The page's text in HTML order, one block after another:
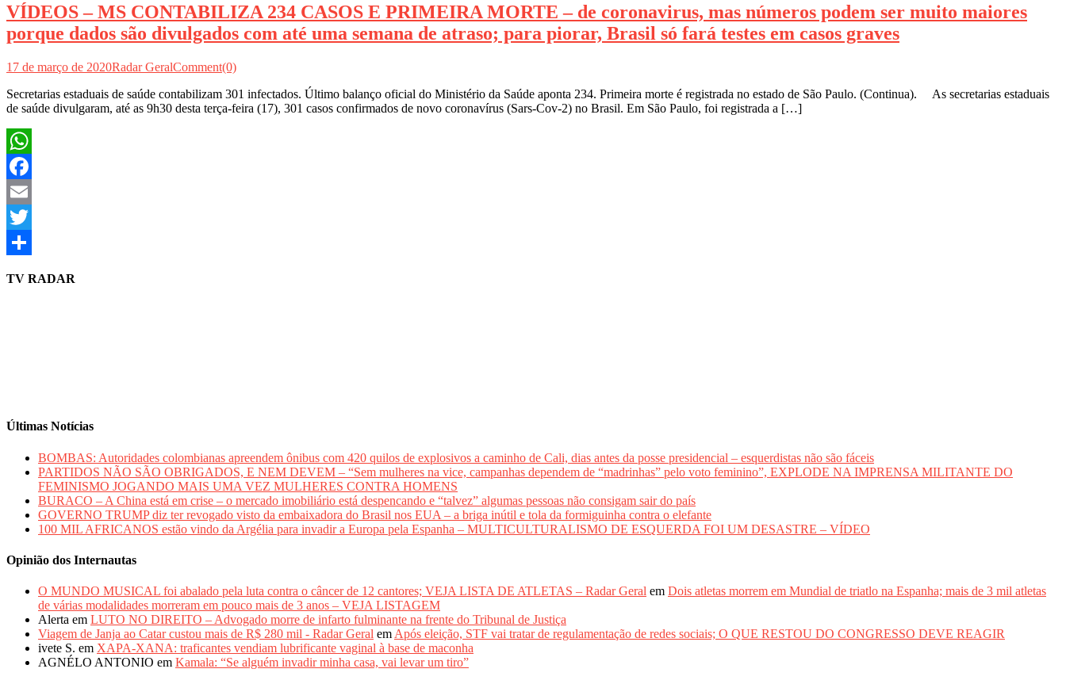
VÍDEOS – MS CONTABILIZA 234 CASOS E PRIMEIRA MORTE – de coronavirus, mas números podem ser muito maiores
porque dados são divulgados com até uma semana de atraso; para piorar, Brasil só fará testes em casos graves
17 de março de 2020Radar GeralComment(0)
Secretarias estaduais de saúde contabilizam 301 infectados. Último balanço oficial do Ministério da Saúde aponta 234. Primeira morte é registrada no estado de São Paulo. (Continua). As secretarias estaduais
de saúde divulgaram, até as 9h30 desta terça-feira (17), 301 casos confirmados de novo coronavírus (Sars-Cov-2) no Brasil. Em São Paulo, foi registrada a […]
WhatsApp
Facebook
Email
Twitter
TV RADAR
Últimas Notícias
BOMBAS: Autoridades colombianas apreendem ônibus com 420 quilos de explosivos a caminho de Cali, dias antes da posse presidencial – esquerdistas não são fáceis
PARTIDOS NÃO SÃO OBRIGADOS, E NEM DEVEM – “Sem mulheres na vice, campanhas dependem de “madrinhas” pelo voto feminino”, EXPLODE NA IMPRENSA MILITANTE DO
FEMINISMO JOGANDO MAIS UMA VEZ MULHERES CONTRA HOMENS
BURACO – A China está em crise – o mercado imobiliário está despencando e “talvez” algumas pessoas não consigam sair do país
GOVERNO TRUMP diz ter revogado visto da embaixadora do Brasil nos EUA – a briga inútil e tola da formiguinha contra o elefante
100 MIL AFRICANOS estão vindo da Argélia para invadir a Europa pela Espanha – MULTICULTURALISMO DE ESQUERDA FOI UM DESASTRE – VÍDEO
Opinião dos Internautas
O MUNDO MUSICAL foi abalado pela luta contra o câncer de 12 cantores; VEJA LISTA DE ATLETAS – Radar Geral em Dois atletas morrem em Mundial de triatlo na Espanha; mais de 3 mil atletas
de várias modalidades morreram em pouco mais de 3 anos – VEJA LISTAGEM
Alerta em LUTO NO DIREITO – Advogado morre de infarto fulminante na frente do Tribunal de Justiça
Viagem de Janja ao Catar custou mais de R$ 280 mil - Radar Geral em Após eleição, STF vai tratar de regulamentação de redes sociais; O QUE RESTOU DO CONGRESSO DEVE REAGIR
ivete S. em XAPA-XANA: traficantes vendiam lubrificante vaginal à base de maconha
AGNÉLO ANTONIO em Kamala: “Se alguém invadir minha casa, vai levar um tiro”